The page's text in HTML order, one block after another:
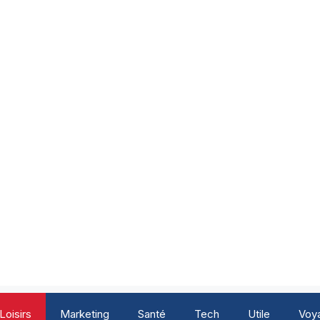
Loisirs Marketing Santé Tech Utile